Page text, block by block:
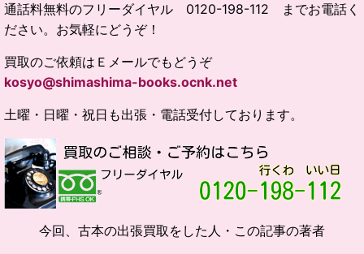
通話料無料のフリーダイヤル 0120-198-112 までお電話く
ださい。お気軽にどうぞ！
買取のご依頼はＥメールでもどうぞ
kosyo@shimashima-books.ocnk.net
土曜・日曜・祝日も出張・電話受付しております。
今回、古本の出張買取をした人・この記事の著者